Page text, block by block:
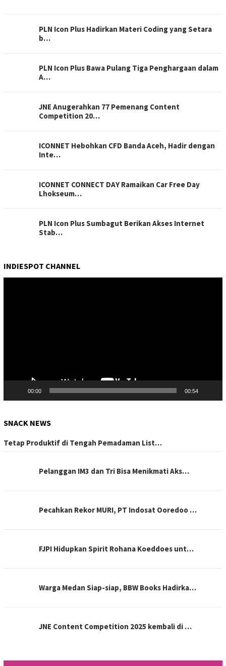
PLN Icon Plus Hadirkan Materi Coding yang Setara
b…
PLN Icon Plus Bawa Pulang Tiga Penghargaan dalam
A…
JNE Anugerahkan 77 Pemenang Content
Competition 20…
ICONNET Hebohkan CFD Banda Aceh, Hadir dengan
Inte…
ICONNET CONNECT DAY Ramaikan Car Free Day
Lhokseum…
PLN Icon Plus Sumbagut Berikan Akses Internet
Stab…
INDIESPOT CHANNEL
00:00 00:54
SNACK NEWS
Tetap Produktif di Tengah Pemadaman List…
Pelanggan IM3 dan Tri Bisa Menikmati Aks…
Pecahkan Rekor MURI, PT Indosat Ooredoo …
FJPI Hidupkan Spirit Rohana Koeddoes unt…
Warga Medan Siap-siap, BBW Books Hadirka…
JNE Content Competition 2025 kembali di …